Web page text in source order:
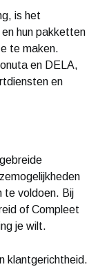
is het
hun pakketten
te maken.
en DELA,
en
te voldoen. Bij
of Compleet
je wilt.
klantgerichtheid.